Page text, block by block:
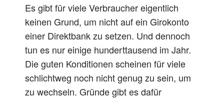
Es gibt für viele Verbraucher eigentlich
keinen Grund, um nicht auf ein Girokonto
einer Direktbank zu setzen. Und dennoch
tun es nur einige hunderttausend im Jahr.
Die guten Konditionen scheinen für viele
schlichtweg noch nicht genug zu sein, um
zu wechseln. Gründe gibt es dafür